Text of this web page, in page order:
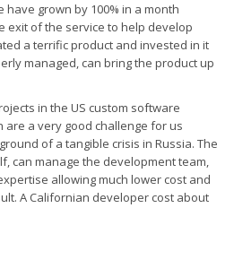
grown by 100% in a month
exit of the service to help develop
a terrific product and invested in it
managed, can bring the product up
in the US custom software
a very good challenge for us
of a tangible crisis in Russia. The
can manage the development team,
allowing much lower cost and
A Californian developer cost about